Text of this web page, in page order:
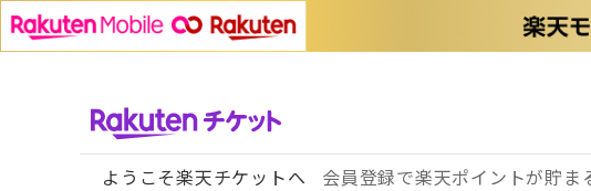
ようこそ楽天チケットへ 会員登録で楽天ポイントが貯ま